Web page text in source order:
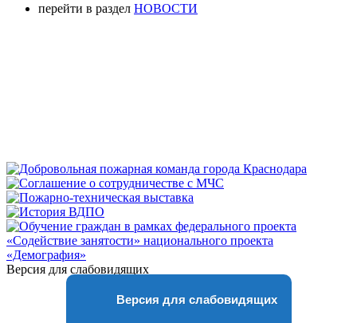
перейти в раздел НОВОСТИ
Версия для слабовидящих
Версия для слабовидящих